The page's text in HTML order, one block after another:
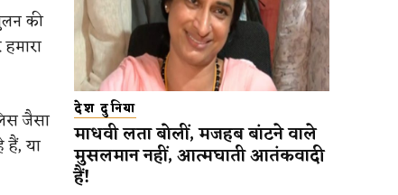
की
जैसा
हैं, या
देश दुनिया
माधवी लता बोलीं, मजहब बांटने वाले
मुसलमान नहीं, आत्मघाती आतंकवादी
हैं!